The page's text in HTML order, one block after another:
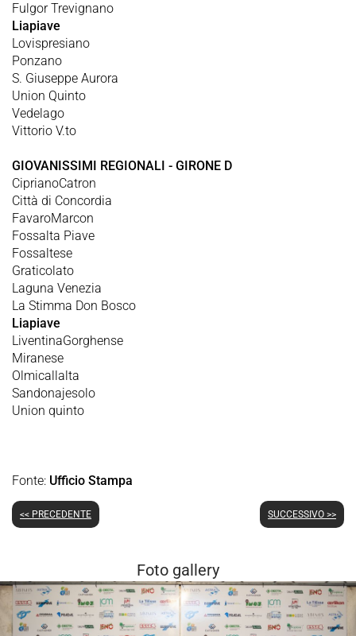
Fulgor Trevignano
Liapiave
Lovispresiano
Ponzano
S. Giuseppe Aurora
Union Quinto
Vedelago
Vittorio V.to
GIOVANISSIMI REGIONALI - GIRONE D
CiprianoCatron
Città di Concordia
FavaroMarcon
Fossalta Piave
Fossaltese
Graticolato
Laguna Venezia
La Stimma Don Bosco
Liapiave
LiventinaGorghense
Miranese
Olmicallalta
Sandonajesolo
Union quinto
Fonte: Ufficio Stampa
<< PRECEDENTE SUCCESSIVO >>
Foto gallery